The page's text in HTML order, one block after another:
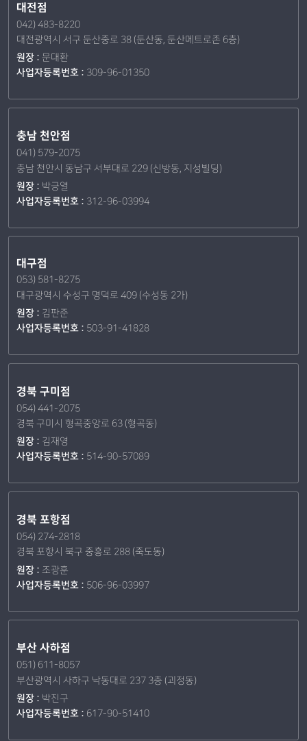
대전점
042) 483-8220
대전광역시 서구 둔산중로 38 (둔산동, 둔산메트로존 6층)
원장 : 문대환
사업자등록번호 : 309-96-01350
충남 천안점
041) 579-2075
충남 천안시 동남구 서부대로 229 (신방동, 지성빌딩)
원장 : 박긍열
사업자등록번호 : 312-96-03994
대구점
053) 581-8275
대구광역시 수성구 명덕로 409 (수성동 2가)
원장 : 김판준
사업자등록번호 : 503-91-41828
경북 구미점
054) 441-2075
경북 구미시 형곡중앙로 63 (형곡동)
원장 : 김재영
사업자등록번호 : 514-90-57089
경북 포항점
054) 274-2818
경북 포항시 북구 중흥로 288 (죽도동)
원장 :조광훈
사업자등록번호 : 506-96-03997
부산 사하점
051) 611-8057
부산광역시 사하구 낙동대로 237 3층 (괴정동)
원장 : 박진구
사업자등록번호 : 617-90-51410